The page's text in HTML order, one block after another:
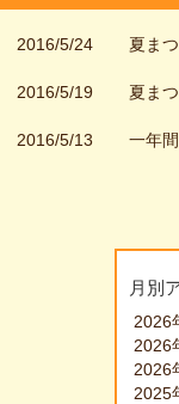
2016/5/24 夏ま
2016/5/19 夏ま
2016/5/13 一年
月別
2026
2026
2026
2025